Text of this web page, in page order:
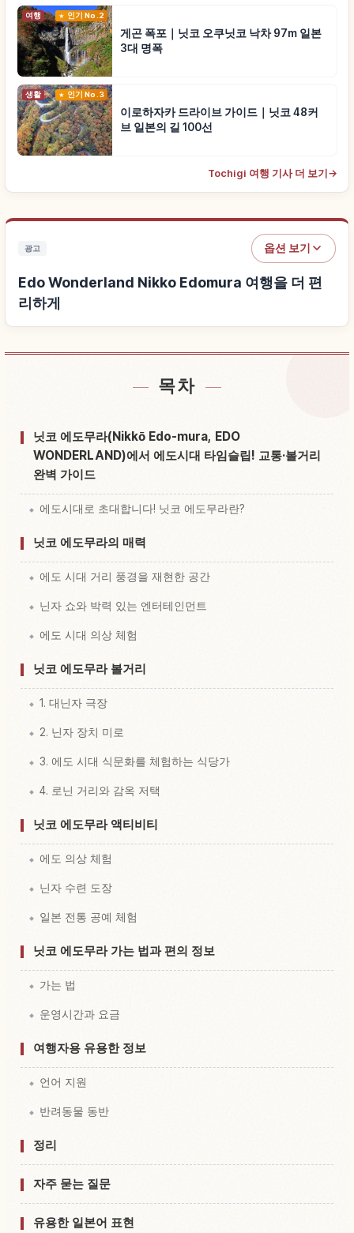
여행 인기 No.2
게곤 폭포｜닛코 오쿠닛코 낙차 97m 일본
3대 명폭
생활 인기 No.3
이로하자카 드라이브 가이드｜닛코 48커
브 일본의 길 100선
Tochigi 여행 기사 더 보기→
광고 옵션 보기
Edo Wonderland Nikko Edomura 여행을 더 편
리하게
Edo Wonderland Nikko Edomura 근처 숙소 찾기
Edo Wonderland Nikko Edomura 체험 찾기
목차
닛코 에도무라(Nikkō Edo-mura, EDO
WONDERLAND)에서 에도시대 타임슬립! 교통·볼거리
완벽 가이드
에도시대로 초대합니다! 닛코 에도무라란?
닛코 에도무라의 매력
에도 시대 거리 풍경을 재현한 공간
닌자 쇼와 박력 있는 엔터테인먼트
에도 시대 의상 체험
닛코 에도무라 볼거리
1. 대닌자 극장
2. 닌자 장치 미로
3. 에도 시대 식문화를 체험하는 식당가
4. 로닌 거리와 감옥 저택
닛코 에도무라 액티비티
에도 의상 체험
닌자 수련 도장
일본 전통 공예 체험
닛코 에도무라 가는 법과 편의 정보
가는 법
운영시간과 요금
여행자용 유용한 정보
언어 지원
반려동물 동반
정리
자주 묻는 질문
유용한 일본어 표현